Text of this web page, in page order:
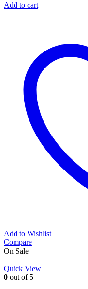
Add to cart
Add to Wishlist
Compare
On Sale
Quick View
0 out of 5